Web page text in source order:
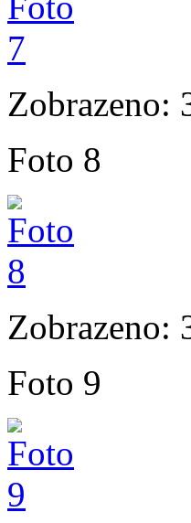
Zobrazeno:
Foto 8
Zobrazeno:
Foto 9